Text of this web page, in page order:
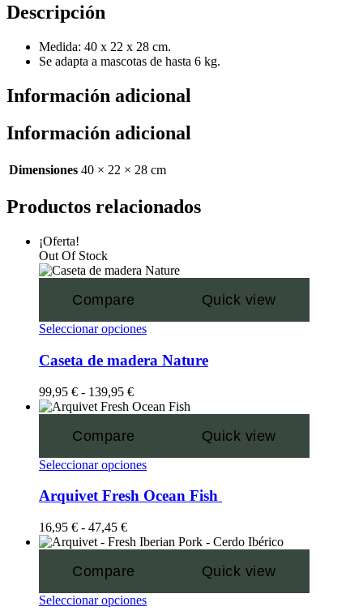
Descripción
Medida: 40 x 22 x 28 cm.
Se adapta a mascotas de hasta 6 kg.
Información adicional
Información adicional
Dimensiones 40 × 22 × 28 cm
Productos relacionados
¡Oferta!
Out Of Stock
Compare Quick view
Seleccionar opciones
Caseta de madera Nature
99,95 € - 139,95 €
Compare Quick view
Seleccionar opciones
Arquivet Fresh Ocean Fish
16,95 € - 47,45 €
Compare Quick view
Seleccionar opciones